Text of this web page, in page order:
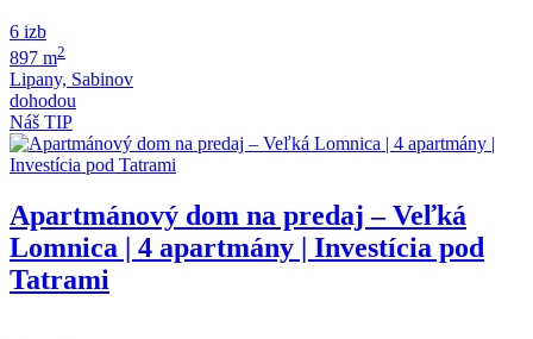
6 izb
897 m2
Lipany, Sabinov
dohodou
Náš TIP
Apartmánový dom na predaj – Veľká
Lomnica | 4 apartmány | Investícia pod
Tatrami